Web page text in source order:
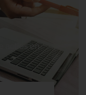
acties en